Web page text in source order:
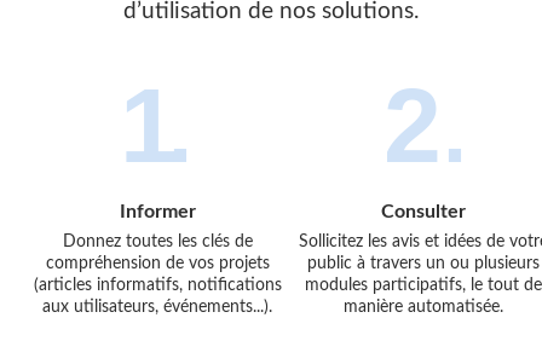
d’utilisation de nos solutions.
Informer
Donnez toutes les clés de
compréhension de vos projets
(articles informatifs, notifications
aux utilisateurs, événements...).
Consulter
Sollicitez les avis et idées de
public à travers un ou plusieurs
modules participatifs, le tout de
manière automatisée.